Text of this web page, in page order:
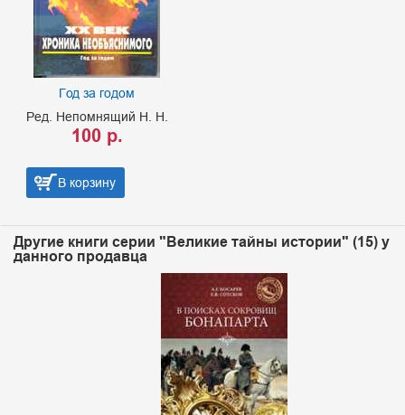
Год за годом
Ред. Непомнящий Н. Н.
100 р.
В корзину
Другие книги серии "Великие тайны истории" (15) у
данного продавца